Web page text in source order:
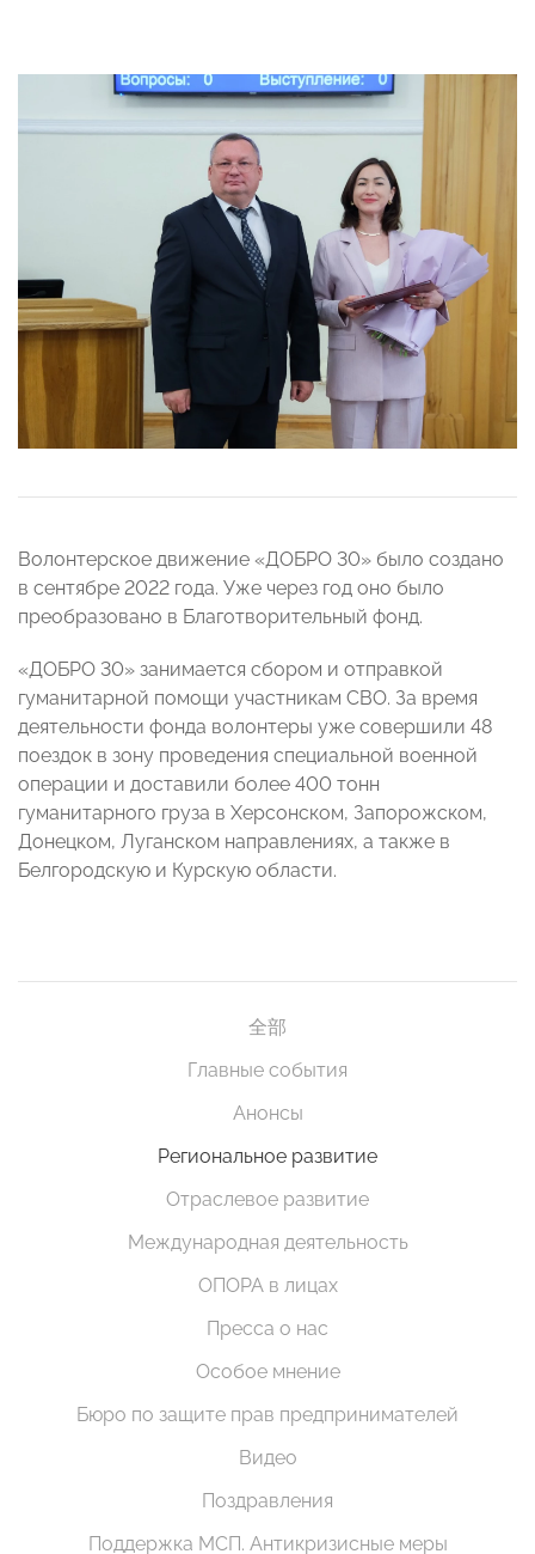
Волонтерское движение «ДОБРО 30» было создано
в сентябре 2022 года. Уже через год оно было
преобразовано в Благотворительный фонд.
«ДОБРО 30» занимается сбором и отправкой
гуманитарной помощи участникам СВО. За время
деятельности фонда волонтеры уже совершили 48
поездок в зону проведения специальной военной
операции и доставили более 400 тонн
гуманитарного груза в Херсонском, Запорожском,
Донецком, Луганском направлениях, а также в
Белгородскую и Курскую области.
全部
Главные события
Анонсы
Региональное развитие
Отраслевое развитие
Международная деятельность
ОПОРА в лицах
Пресса о нас
Особое мнение
Бюро по защите прав предпринимателей
Видео
Поздравления
Поддержка МСП. Антикризисные меры